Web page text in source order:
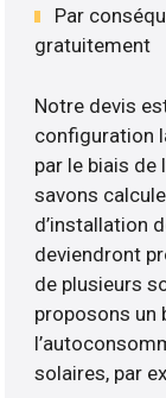
Par
gratuitement
Notre devis
configuration
par le biais de
savons
d’installation
deviendront
de plusieurs
proposons un
solaires, par